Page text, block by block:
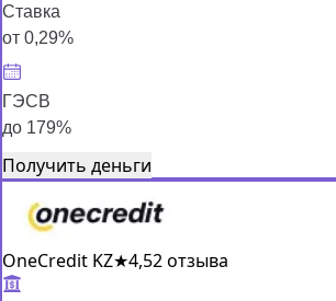
Ставка
от 0,29%
ГЭСВ
до 179%
Получить деньги
OneCredit KZ★4,52 отзыва